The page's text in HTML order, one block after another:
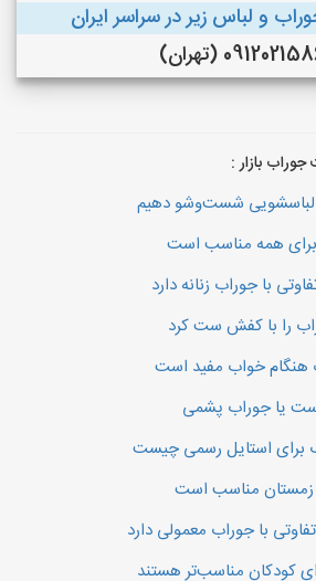
و لباس زیر در سراسر ایران
(تهران)
بازار :
لباسشویی شست‌وشو دهیم
همه مناسب است
با جوراب زنانه دارد
را با کفش ست کرد
هنگام خواب مفید است
یا جوراب پشمی
برای استایل رسمی چیست
زمستان مناسب است
با جوراب معمولی دارد
کودکان مناسب‌تر هستند